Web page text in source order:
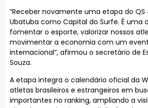
“Receber novamente uma etapa do
Ubatuba como Capital do Surfe. É uma
fomentar o esporte, valorizar nossos
movimentar a economia com um
internacional”, afirmou o secretário de
Souza.
A etapa integra o calendário oficial da
atletas brasileiros e estrangeiros em
importantes no ranking, ampliando a